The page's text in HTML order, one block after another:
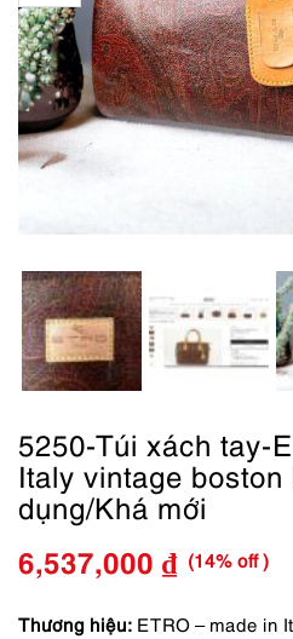
5250-Túi xách tay-
Italy vintage
dụng/Khá mới
Giá
gốc
6,537,000 ₫
Giá
hiện
(14% off )
Thương hiệu: ETRO – made in